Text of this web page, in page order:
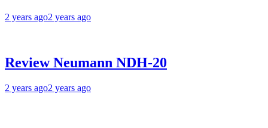
2 years ago2 years ago
Review Neumann NDH-20
2 years ago2 years ago